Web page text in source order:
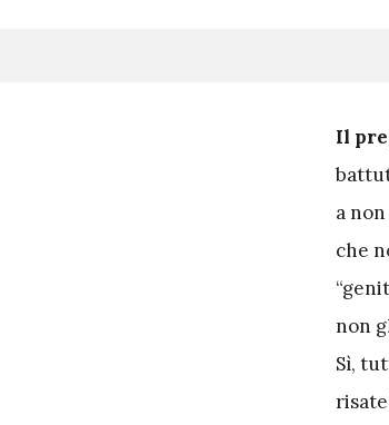
Il
a
che
non
Sì,